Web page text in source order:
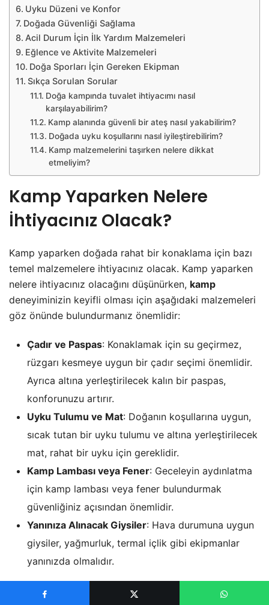
Uyku Düzeni ve Konfor
Doğada Güvenliği Sağlama
Acil Durum İçin İlk Yardım Malzemeleri
Eğlence ve Aktivite Malzemeleri
Doğa Sporları İçin Gereken Ekipman
Sıkça Sorulan Sorular
Doğa kampında tuvalet ihtiyacımı nasıl
karşılayabilirim?
Kamp alanında güvenli bir ateş nasıl yakabilirim?
Doğada uyku koşullarını nasıl iyileştirebilirim?
Kamp malzemelerini taşırken nelere dikkat
etmeliyim?
Kamp Yaparken Nelere
İhtiyacınız Olacak?
Kamp yaparken doğada rahat bir konaklama için bazı
temel malzemelere ihtiyacınız olacak. Kamp yaparken
nelere ihtiyacınız olacağını düşünürken, kamp
deneyiminizin keyifli olması için aşağıdaki malzemeleri
göz önünde bulundurmanız önemlidir:
Çadır ve Paspas: Konaklamak için su geçirmez,
rüzgarı kesmeye uygun bir çadır seçimi önemlidir.
Ayrıca altına yerleştirilecek kalın bir paspas,
konforunuzu artırır.
Uyku Tulumu ve Mat: Doğanın koşullarına uygun,
sıcak tutan bir uyku tulumu ve altına yerleştirilecek
mat, rahat bir uyku için gereklidir.
Kamp Lambası veya Fener: Geceleyin aydınlatma
için kamp lambası veya fener bulundurmak
güvenliğiniz açısından önemlidir.
Yanınıza Alınacak Giysiler: Hava durumuna uygun
giysiler, yağmurluk, termal içlik gibi ekipmanlar
yanınızda olmalıdır.
getirecek ve doğada keyifle vakit geçirmenizi